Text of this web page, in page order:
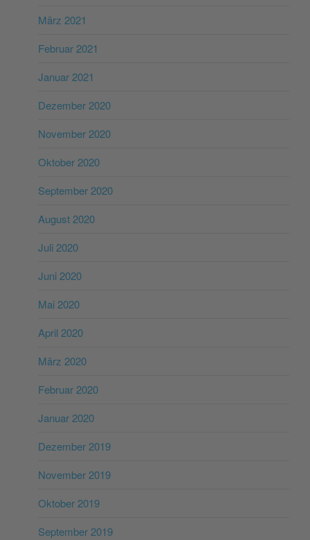
März 2021
Februar 2021
Januar 2021
Dezember 2020
November 2020
Oktober 2020
September 2020
August 2020
Juli 2020
Juni 2020
Mai 2020
April 2020
März 2020
Februar 2020
Januar 2020
Dezember 2019
November 2019
Oktober 2019
September 2019